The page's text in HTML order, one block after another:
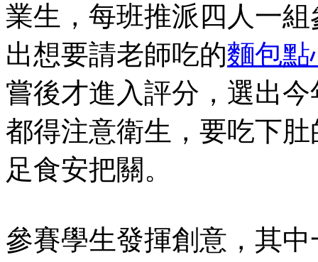
業生，每班推派四人一
出想要請老師吃的麵包點
嘗後才進入評分，選出
都得注意衛生，要吃下
足食安把關。
參賽學生發揮創意，其